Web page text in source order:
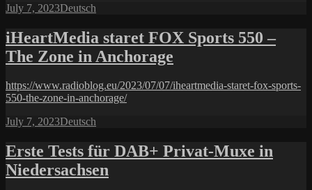
Posted
July 7, 2023Categories
Deutsch
iHeartMedia staret FOX Sports 550 –
The Zone in Anchorage
https://www.radioblog.eu/2023/07/07/iheartmedia-staret-fox-sports-
550-the-zone-in-anchorage/
Posted
July 7, 2023Categories
Deutsch
Erste Tests für DAB+ Privat-Muxe in
Niedersachsen